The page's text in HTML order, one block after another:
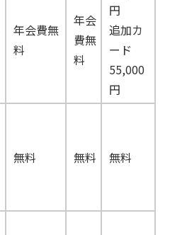
年会費無
料
年会
費無
料
円
追加カ
ード
55,000
円
無料 無料 無料